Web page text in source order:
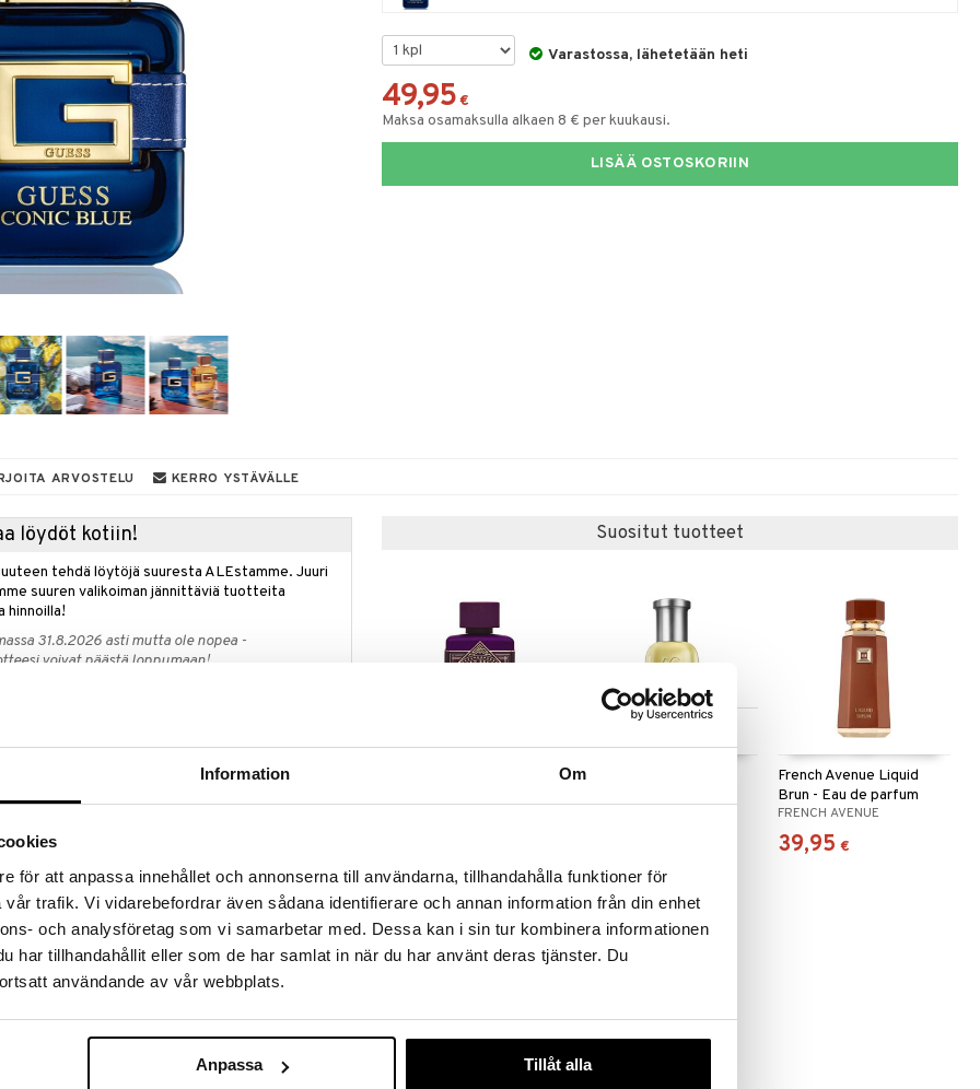
Information Om
för att anpassa innehållet och annonserna till användarna, tillhandahålla funktioner för
trafik. Vi vidarebefordrar även sådana identifierare och annan information från din enhet
och analysföretag som vi samarbetar med. Dessa kan i sin tur kombinera informationen
har tillhandahållit eller som de har samlat in när du har använt deras tjänster. Du
användande av vår webbplats.
Anpassa Tillåt alla
Varastossa, lähetetään heti
49,95 €
Maksa osamaksulla alkaen 8 € per kuukausi.
LISÄÄ OSTOSKORIIN
ARVOSTELU KERRO YSTÄVÄLLE
löydöt kotiin!
tehdä löytöjä suuresta ALEstamme. Juuri
suuren valikoiman jännittäviä tuotteita
hinnoilla!
31.8.2026 asti mutta ole nopea -
voivat päästä loppumaan!
yrtit ja elegantit puulajit kohtaavat
ja unohtumattomia – täydellisiä joka
säteilee magneettista itsevarmuutta ja omaksuu
leikkaa aaltoja ja tuulen voima kohtaa moottorin
Suositut tuotteet
Saatavana useana
Boss Bottled - Eau de
French Avenue Liquid
Brun - Eau de parfum
FRENCH AVENUE
39,95 €